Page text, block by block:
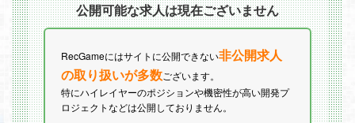
公開可能な求人は現在ございません
RecGameにはサイトに公開できない非公開求人
の取り扱いが多数ございます。
特にハイレイヤーのポジションや機密性が高い開発プ
ロジェクトなどは公開しておりません。